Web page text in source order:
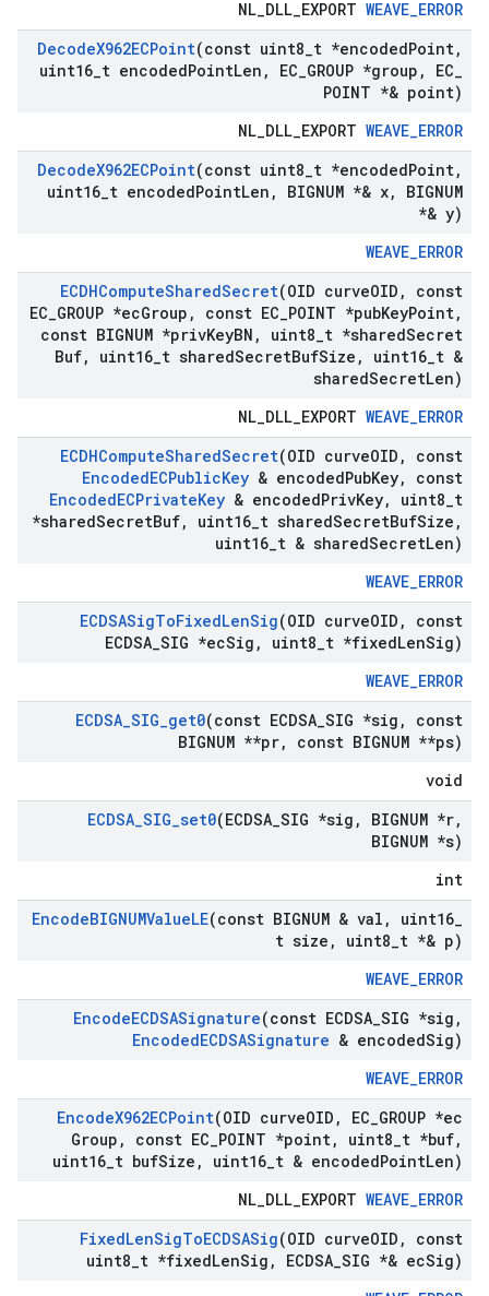
NL_DLL_EXPORT WEAVE_ERROR
DecodeX962ECPoint(const uint8 t *encodedPoint,
uint16 t encodedPointLen , EC GROUP *group , EC
POINT *& point)
NL_DLL_EXPORT WEAVE_ERROR
DecodeX962ECPoint(const uint8 t *encodedPoint,
uint16 t encodedPointLen , BIGNUM *& x,
BIGNUM
*& y)
WEAVE_ERROR
ECDHComputeSharedSecret(OID curveOID ,
const
EC GROUP *ecGroup , const EC POINT *pubKeyPoint,
const BIGNUM *privKeyBN , uint8 t *sharedSecret
Buf, uint16 t sharedSecretBufSize , uint16 t &
sharedSecretLen)
NL_DLL_EXPORT WEAVE_ERROR
ECDHComputeSharedSecret(OID curveOID ,
const
EncodedECPublicKey & encodedPubKey,
const
EncodedECPrivateKey & encodedPrivKey, uint8 t
*sharedSecretBuf, uint16 t sharedSecretBufSize ,
uint16 t & sharedSecretLen)
WEAVE_ERROR
ECDSASigToFixedLenSig(OID curveOID ,
const
ECDSA SIG *ecSig , uint8 t *fixedLenSig)
WEAVE_ERROR
ECDSA_SIG_get0(const ECDSA SIG *sig ,
const
BIGNUM **pr,
const BIGNUM **ps)
void
ECDSA_SIG_set0(ECDSA SIG *sig , BIGNUM *r,
BIGNUM *s)
int
EncodeBIGNUMValueLE(const BIGNUM & val , uint16
t size , uint8 t *& p)
WEAVE_ERROR
EncodeECDSASignature(const ECDSA SIG *sig ,
EncodedECDSASignature & encodedSig)
WEAVE_ERROR
EncodeX962ECPoint(OID curveOID , EC GROUP *ec
Group , const EC POINT *point, uint8 t *buf,
uint16 t bufSize , uint16 t & encodedPointLen)
NL_DLL_EXPORT WEAVE_ERROR
FixedLenSigToECDSASig(OID curveOID ,
const
uint8 t *fixedLenSig , ECDSA SIG *& ecSig)